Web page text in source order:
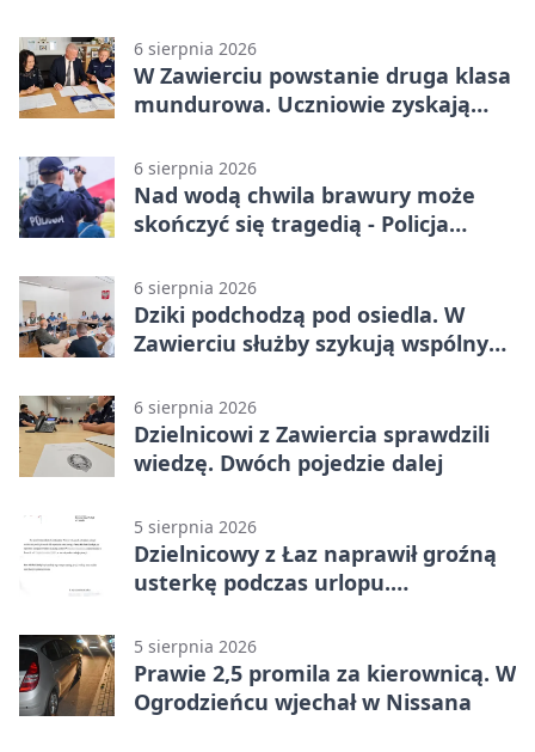
6 sierpnia 2026
W Zawierciu powstanie druga klasa
mundurowa. Uczniowie zyskają
6 sierpnia 2026
Nad wodą chwila brawury może
skończyć się tragedią - Policja
6 sierpnia 2026
Dziki podchodzą pod osiedla. W
Zawierciu służby szykują wspólny
6 sierpnia 2026
Dzielnicowi z Zawiercia sprawdzili
wiedzę. Dwóch pojedzie dalej
5 sierpnia 2026
Dzielnicowy z Łaz naprawił groźną
usterkę podczas urlopu.
5 sierpnia 2026
Prawie 2,5 promila za kierownicą. W
Ogrodzieńcu wjechał w Nissana